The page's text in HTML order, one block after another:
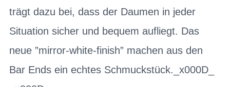
trägt dazu bei, dass der Daumen in jeder
Situation sicher und bequem aufliegt. Das
neue ”mirror-white-finish” machen aus den
Bar Ends ein echtes Schmuckstück._x000D_